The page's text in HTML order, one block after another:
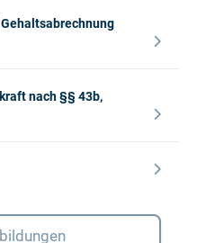
nach §§ 43b,